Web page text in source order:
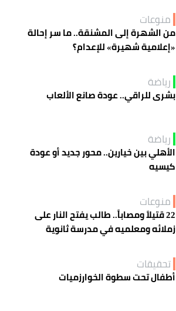
منوعات
من الشهرة إلى المشنقة.. ما سر إحالة
«إعلامية شهيرة» للإعدام؟
رياضة
بشرى للراقي.. عودة صانع الألعاب
رياضة
الأهلي بين خيارين.. محور جديد أو عودة
كيسيه
منوعات
22 قتيلاً ومصاباً.. طالب يفتح النار على
زملائه ومعلميه في مدرسة ثانوية
تحقيقات
أطفال تحت سطوة الخوارزميات